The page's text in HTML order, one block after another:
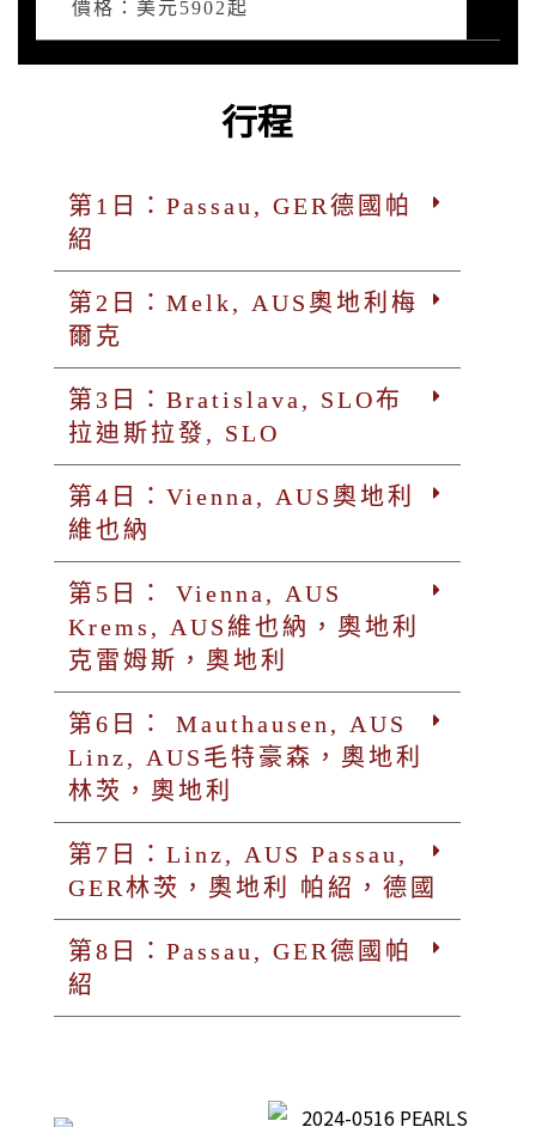
價格：美元5902起
行程
第1日：Passau, GER德國帕
紹
第2日：Melk, AUS奧地利梅
爾克
第3日：Bratislava, SLO布
拉迪斯拉發, SLO
第4日：Vienna, AUS奧地利
維也納
第5日： Vienna, AUS
Krems, AUS維也納，奧地利
克雷姆斯，奧地利
第6日： Mauthausen, AUS
Linz, AUS毛特豪森，奧地利
林茨，奧地利
第7日：Linz, AUS Passau,
GER林茨，奧地利 帕紹，德國
第8日：Passau, GER德國帕
紹